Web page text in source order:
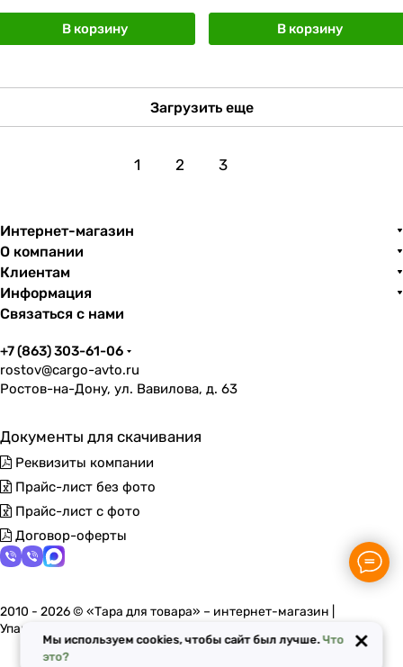
В корзину В корзину
Загрузить еще
1 2 3
Интернет-магазин
О компании
Клиентам
Информация
Связаться с нами
+7 (863) 303-61-06
rostov@cargo-avto.ru
Ростов-на-Дону, ул. Вавилова, д. 63
Документы для скачивания
Реквизиты компании
Прайс-лист без фото
Прайс-лист с фото
Договор-оферты
2010 - 2026 © «Тара для товара» – интернет-магазин |
Упаковочные материалы в Ростове-на-Дону
Мы используем cookies, чтобы сайт был лучше.Что
это?
×